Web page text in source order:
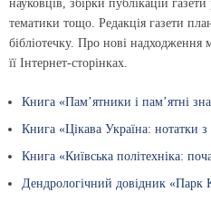
науковців, збірки публікацій
тематики тощо. Редакція газети
бібліотечку. Про нові надходження
її Інтернет-сторінках.
Книга «Пам’ятники і пам’ятні
Книга «Цікава Україна: нотатки
Книга «Київська політехніка:
Дендрологічний довідник «Парк